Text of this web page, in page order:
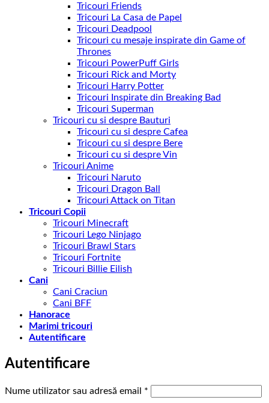
Tricouri Friends
Tricouri La Casa de Papel
Tricouri Deadpool
Tricouri cu mesaje inspirate din Game of
Thrones
Tricouri PowerPuff Girls
Tricouri Rick and Morty
Tricouri Harry Potter
Tricouri Inspirate din Breaking Bad
Tricouri Superman
Tricouri cu si despre Bauturi
Tricouri cu si despre Cafea
Tricouri cu si despre Bere
Tricouri cu si despre Vin
Tricouri Anime
Tricouri Naruto
Tricouri Dragon Ball
Tricouri Attack on Titan
Tricouri Copii
Tricouri Minecraft
Tricouri Lego Ninjago
Tricouri Brawl Stars
Tricouri Fortnite
Tricouri Billie Eilish
Cani
Cani Craciun
Cani BFF
Hanorace
Marimi tricouri
Autentificare
Autentificare
Nume utilizator sau adresă email *